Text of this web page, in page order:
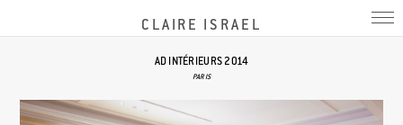
CLAIRE ISRAEL
AD INTÉRIEURS 2014
PARIS